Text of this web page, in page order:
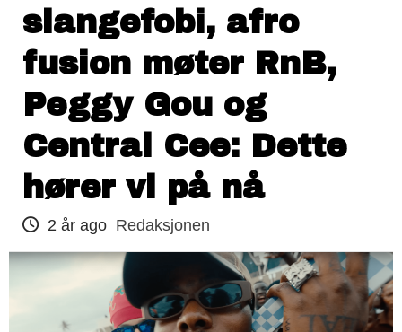
slangefobi, afro
fusion møter RnB,
Peggy Gou og
Central Cee: Dette
hører vi på nå
2 år ago Redaksjonen